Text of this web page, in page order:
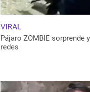
VIRAL
Pájaro ZOMBIE sorprende
redes